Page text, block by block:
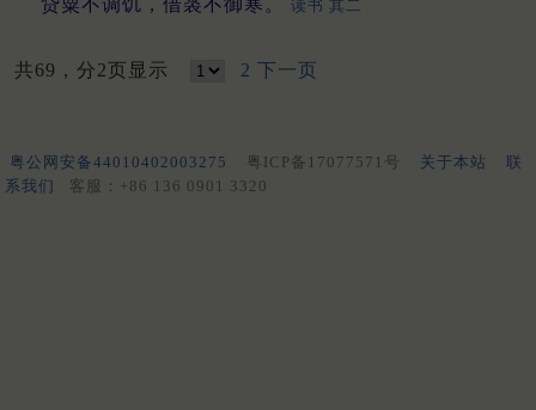
读书 其二
共69，分2页显示 2 下一页
粤公网安备44010402003275 粤ICP备17077571号 关于本站
联
系我们
客服：+86 136 0901 3320